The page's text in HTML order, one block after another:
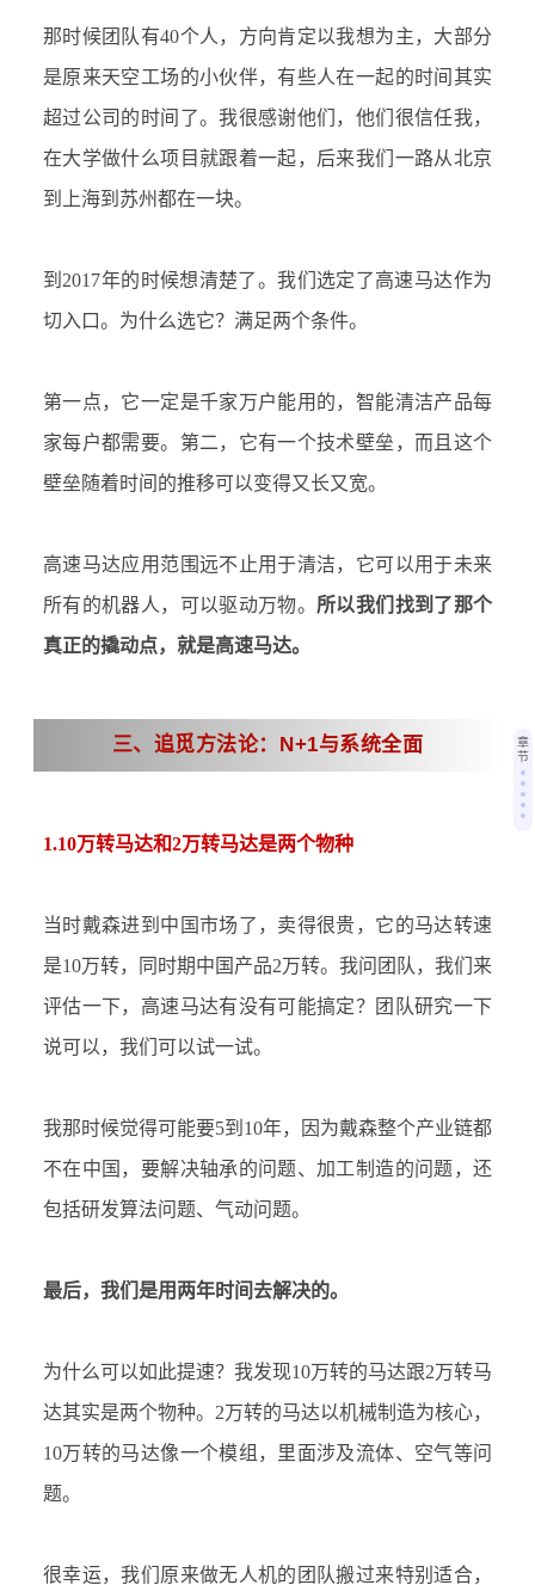
那时候团队有40个人，方向肯定以我想为主，大部分
是原来天空工场的小伙伴，有些人在一起的时间其实
超过公司的时间了。我很感谢他们，他们很信任我，
在大学做什么项目就跟着一起，后来我们一路从北京
到上海到苏州都在一块。
到 2017年的时候想清楚了。我们选定了高速马达作为
切入 口。为什么选它？满足两个条件。
第一点，它一定是千家万户能用的，智能清洁产品每
家每户都需要。第二，它有一个技术壁垒，而且这个
壁垒随着时间的推移可以变得又长又宽。
高速马达应用范围远不止用于清洁，它可以用于未来
所有的机器人，可以驱动万物。 所以我们找到了那个
真正的撬动点，就是高速马达。
三、追觅方法论：N+1与系统全面
1.10万转马达和2万转马达是两个物种
当时戴森进到中国市场了，卖得很贵，它的马达转速
是10万转，同时期中国产品2万转。我问团队，我们来
评估一下，高速马达有没有可能搞定？团队研究一下
说可以，我们可以试一试。
我那时候觉得可能要5到10年，因为戴森整个产业链都
不在中国，要解决轴承的问题、加工制造的问题，还
包括研发算法问题、气动问题。
最后，我们是用两年时间去解决的。
为什么可以如此提速？我发现10万转的马达跟2万转马
达其实是两个物种。2万转的马达以机械制造为核心，
10万转的马达像一个模组，里面涉及流体、空气等问
题。
很幸运，我们原来做无人机的团队搬过来特别适合，
章
节